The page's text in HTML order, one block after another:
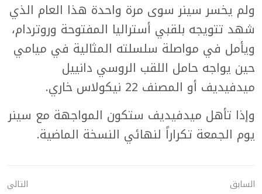
ولم يخسر سينر سوى مرة واحدة هذا العام الذي
شهد تتويجه بلقبي أستراليا المفتوحة وروتردام،
ويأمل في مواصلة سلسلته المثالية في ميامي
حين يواجه حامل اللقب الروسي دانييل
ميدفيديف أو المصنف 22 نيكولاس خاري.
وإذا تأهل ميدفيديف ستكون المواجهة مع سينر
يوم الجمعة تكراراً لنهائي النسخة الماضية.
السابق
التالي